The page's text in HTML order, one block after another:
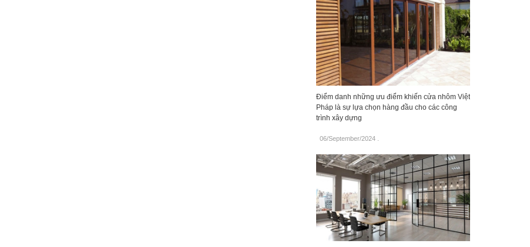
Điểm danh những ưu điểm khiến cửa nhôm Việt
Pháp là sự lựa chọn hàng đầu cho các công
trình xây dựng
06/September/2024.